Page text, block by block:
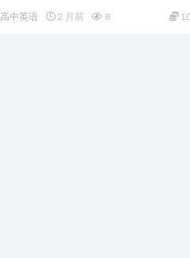
高中英语 2 月前 8